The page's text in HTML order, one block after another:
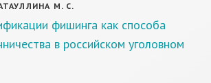
М. С.
фишинга как способа
в российском уголовном